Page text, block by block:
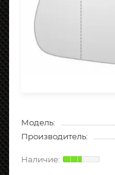
Модель:
Производитель: